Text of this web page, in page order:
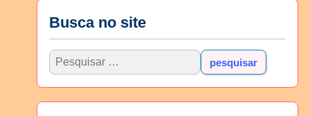
Busca no site